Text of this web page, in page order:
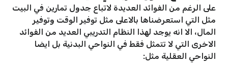
على الرغم من الفوائد العديدة لاتباع جدول تمارين في البيت
مثل التي استعرضناها بالاعلى مثل توفير الوقت وتوفير
المال، الا انه يوجد لهذا النظام التدريبي العديد من الفوائد
الاخرى التي لا تتمثل فقط في النواحي البدنية بل ايضا
النواحي العقلية مثل: